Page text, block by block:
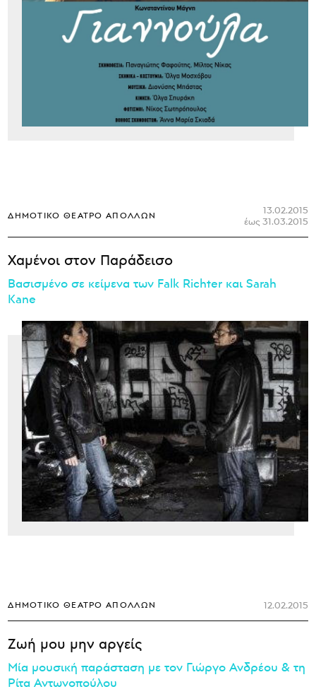
13.02.2015
έως 31.03.2015
ΔΗΜΟΤΙΚΌ ΘΈΑΤΡΟ ΑΠΌΛΛΩΝ
Χαμένοι στον Παράδεισο
Βασισμένο σε κείμενα των Falk Richter και Sarah
Kane
12.02.2015
ΔΗΜΟΤΙΚΌ ΘΈΑΤΡΟ ΑΠΌΛΛΩΝ
Ζωή μου μην αργείς
Μία μουσική παράσταση με τον Γιώργο Ανδρέου & τη
Ρίτα Αντωνοπούλου